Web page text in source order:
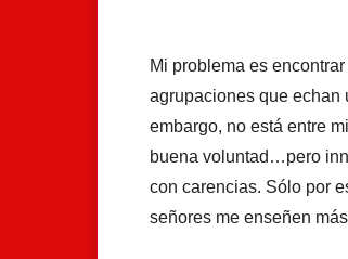
Mi problema es
agrupaciones que echan
embargo, no está entre
buena voluntad…pero
con carencias. Sólo por
señores me enseñen